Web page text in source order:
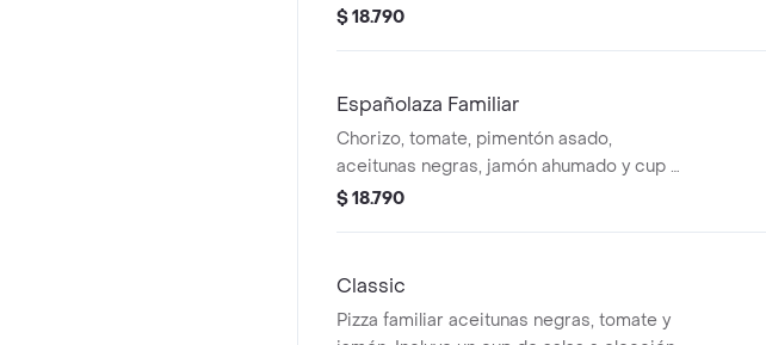
elección.
$ 18.790
Españolaza Familiar
Chorizo, tomate, pimentón asado,
aceitunas negras, jamón ahumado y cup a
elección.
$ 18.790
Classic
Pizza familiar aceitunas negras, tomate y